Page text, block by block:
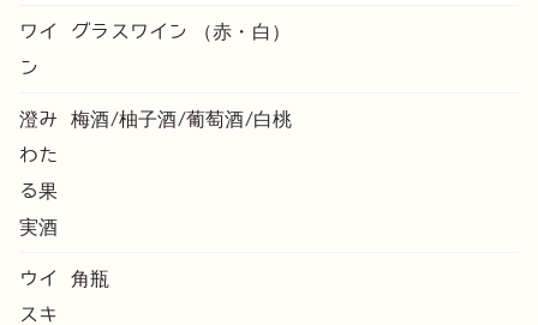
ワイ
ン
グラスワイン （赤・白）
澄み
わた
る果
実酒
梅酒/柚子酒/葡萄酒/白桃
ウイ
スキ
角瓶